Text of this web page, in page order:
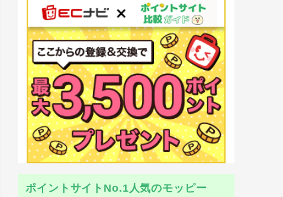
ポイントサイトNo.1人気のモッピー